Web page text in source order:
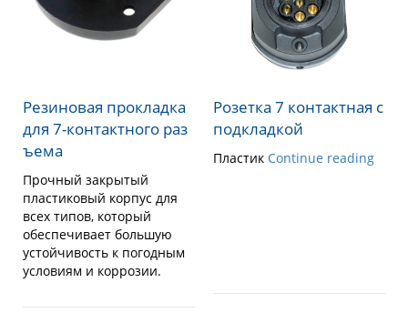
Резиновая прокладка
для 7-контактного раз
ъема
Прочный закрытый
пластиковый корпус для
всех типов, который
обеспечивает большую
устойчивость к погодным
условиям и коррозии.
Розетка 7 контактная с
подкладкой
Пластик Continue reading